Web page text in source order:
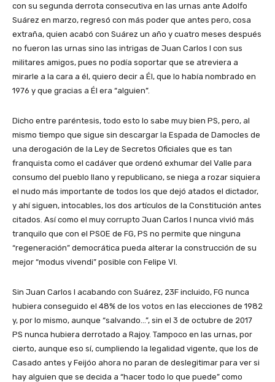
con su segunda derrota consecutiva en las urnas ante Adolfo
Suárez en marzo, regresó con más poder que antes pero, cosa
extraña, quien acabó con Suárez un año y cuatro meses después
no fueron las urnas sino las intrigas de Juan Carlos I con sus
militares amigos, pues no podía soportar que se atreviera a
mirarle a la cara a él, quiero decir a Él, que lo había nombrado en
1976 y que gracias a Él era “alguien”.
Dicho entre paréntesis, todo esto lo sabe muy bien PS, pero, al
mismo tiempo que sigue sin descargar la Espada de Damocles de
una derogación de la Ley de Secretos Oficiales que es tan
franquista como el cadáver que ordenó exhumar del Valle para
consumo del pueblo llano y republicano, se niega a rozar siquiera
el nudo más importante de todos los que dejó atados el dictador,
y ahí siguen, intocables, los dos artículos de la Constitución antes
citados. Así como el muy corrupto Juan Carlos I nunca vivió más
tranquilo que con el PSOE de FG, PS no permite que ninguna
“regeneración” democrática pueda alterar la construcción de su
mejor “modus vivendi” posible con Felipe VI.
Sin Juan Carlos I acabando con Suárez, 23F incluido, FG nunca
hubiera conseguido el 48% de los votos en las elecciones de 1982
y, por lo mismo, aunque “salvando…”, sin el 3 de octubre de 2017
PS nunca hubiera derrotado a Rajoy. Tampoco en las urnas, por
cierto, aunque eso sí, cumpliendo la legalidad vigente, que los de
Casado antes y Feijóo ahora no paran de deslegitimar para ver si
hay alguien que se decida a “hacer todo lo que puede” como